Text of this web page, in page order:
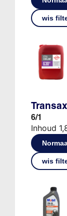
wis
6/1
Inhoud
wis